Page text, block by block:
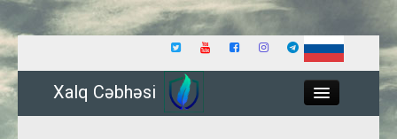
Xalq Cəbhəsi